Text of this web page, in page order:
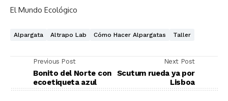
El Mundo Ecológico
Alpargata Altrapo Lab Cómo Hacer Alpargatas Taller
Previous Post
Bonito del Norte con
ecoetiqueta azul
Next Post
Scutum rueda ya por
Lisboa